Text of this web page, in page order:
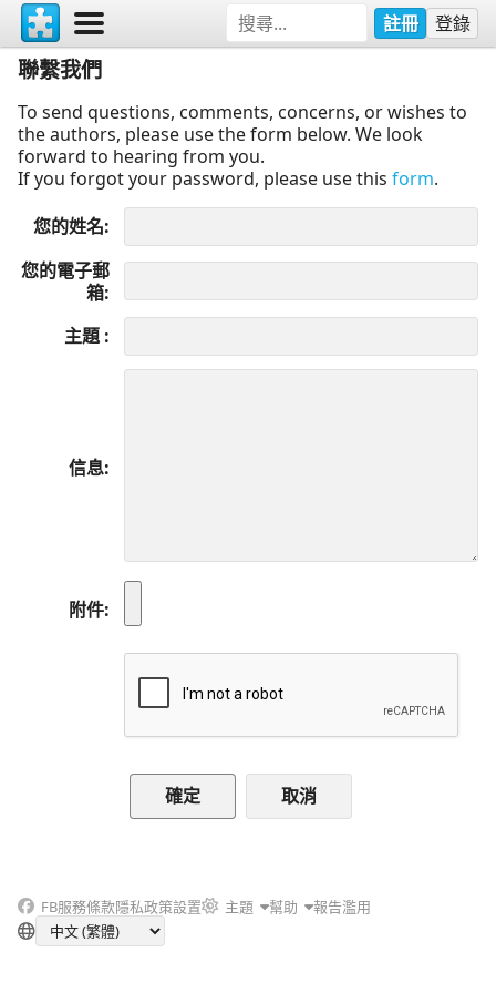
註冊 登錄
聯繫我們
To send questions, comments, concerns, or wishes to
the authors, please use the form below. We look
forward to hearing from you.
If you forgot your password, please use this form.
您的姓名
您的電子郵
箱
主題
信息
附件
取消
FB服務條款隱私政策設置 主題 幫助 報告濫用